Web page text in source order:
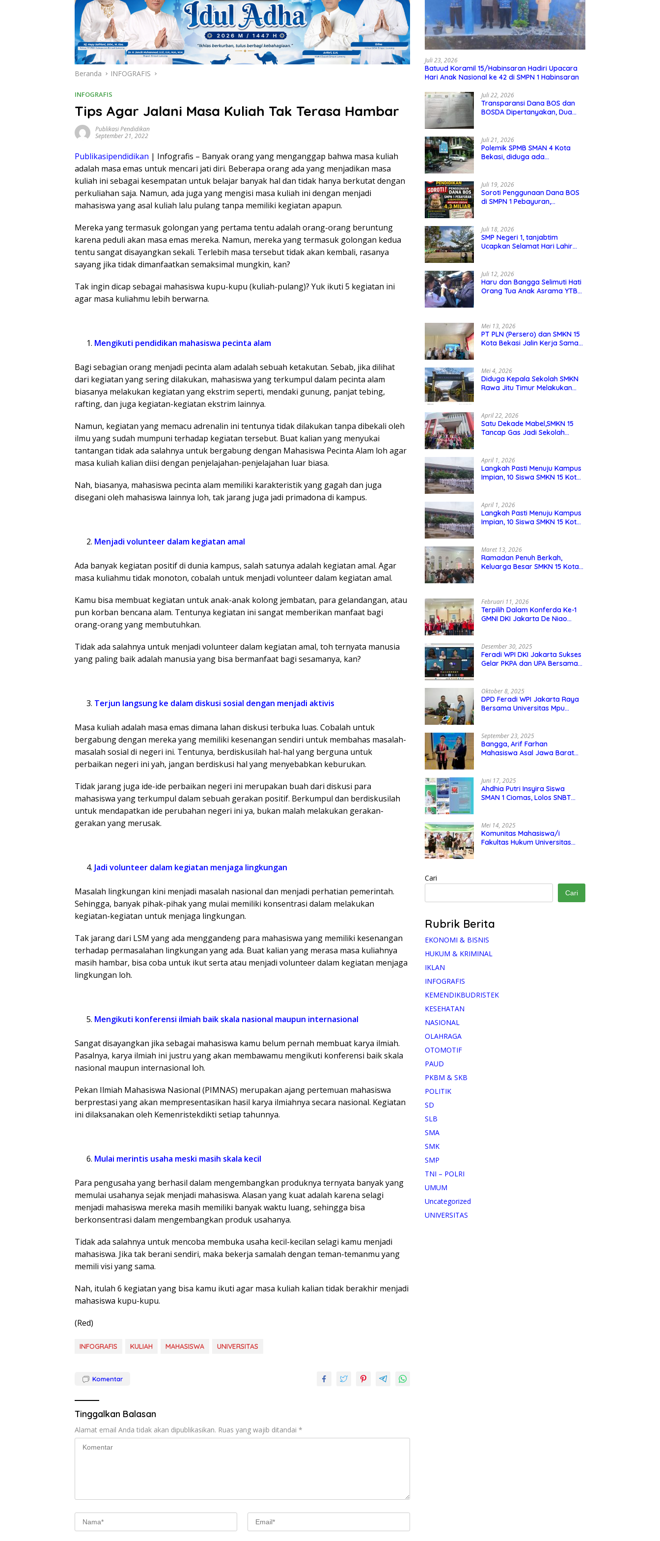
Beranda INFOGRAFIS
INFOGRAFIS
Tips Agar Jalani Masa Kuliah Tak Terasa Hambar
Publikasi Pendidikan
September 21, 2022
Publikasipendidikan | Infografis – Banyak orang yang menganggap bahwa masa kuliah
adalah masa emas untuk mencari jati diri. Beberapa orang ada yang menjadikan masa
kuliah ini sebagai kesempatan untuk belajar banyak hal dan tidak hanya berkutat dengan
perkuliahan saja. Namun, ada juga yang mengisi masa kuliah ini dengan menjadi
mahasiswa yang asal kuliah lalu pulang tanpa memiliki kegiatan apapun.
Mereka yang termasuk golongan yang pertama tentu adalah orang-orang beruntung
karena peduli akan masa emas mereka. Namun, mereka yang termasuk golongan kedua
tentu sangat disayangkan sekali. Terlebih masa tersebut tidak akan kembali, rasanya
sayang jika tidak dimanfaatkan semaksimal mungkin, kan?
Tak ingin dicap sebagai mahasiswa kupu-kupu (kuliah-pulang)? Yuk ikuti 5 kegiatan ini
agar masa kuliahmu lebih berwarna.
Mengikuti pendidikan mahasiswa pecinta alam
Bagi sebagian orang menjadi pecinta alam adalah sebuah ketakutan. Sebab, jika dilihat
dari kegiatan yang sering dilakukan, mahasiswa yang terkumpul dalam pecinta alam
biasanya melakukan kegiatan yang ekstrim seperti, mendaki gunung, panjat tebing,
rafting, dan juga kegiatan-kegiatan ekstrim lainnya.
Namun, kegiatan yang memacu adrenalin ini tentunya tidak dilakukan tanpa dibekali oleh
ilmu yang sudah mumpuni terhadap kegiatan tersebut. Buat kalian yang menyukai
tantangan tidak ada salahnya untuk bergabung dengan Mahasiswa Pecinta Alam loh agar
masa kuliah kalian diisi dengan penjelajahan-penjelajahan luar biasa.
Nah, biasanya, mahasiswa pecinta alam memiliki karakteristik yang gagah dan juga
disegani oleh mahasiswa lainnya loh, tak jarang juga jadi primadona di kampus.
Menjadi volunteer dalam kegiatan amal
Ada banyak kegiatan positif di dunia kampus, salah satunya adalah kegiatan amal. Agar
masa kuliahmu tidak monoton, cobalah untuk menjadi volunteer dalam kegiatan amal.
Kamu bisa membuat kegiatan untuk anak-anak kolong jembatan, para gelandangan, atau
pun korban bencana alam. Tentunya kegiatan ini sangat memberikan manfaat bagi
orang-orang yang membutuhkan.
Tidak ada salahnya untuk menjadi volunteer dalam kegiatan amal, toh ternyata manusia
yang paling baik adalah manusia yang bisa bermanfaat bagi sesamanya, kan?
Terjun langsung ke dalam diskusi sosial dengan menjadi aktivis
Masa kuliah adalah masa emas dimana lahan diskusi terbuka luas. Cobalah untuk
bergabung dengan mereka yang memiliki kesenangan sendiri untuk membahas masalah-
masalah sosial di negeri ini. Tentunya, berdiskusilah hal-hal yang berguna untuk
perbaikan negeri ini yah, jangan berdiskusi hal yang menyebabkan keburukan.
Tidak jarang juga ide-ide perbaikan negeri ini merupakan buah dari diskusi para
mahasiswa yang terkumpul dalam sebuah gerakan positif. Berkumpul dan berdiskusilah
untuk mendapatkan ide perubahan negeri ini ya, bukan malah melakukan gerakan-
gerakan yang merusak.
Jadi volunteer dalam kegiatan menjaga lingkungan
Masalah lingkungan kini menjadi masalah nasional dan menjadi perhatian pemerintah.
Sehingga, banyak pihak-pihak yang mulai memiliki konsentrasi dalam melakukan
kegiatan-kegiatan untuk menjaga lingkungan.
Tak jarang dari LSM yang ada menggandeng para mahasiswa yang memiliki kesenangan
terhadap permasalahan lingkungan yang ada. Buat kalian yang merasa masa kuliahnya
masih hambar, bisa coba untuk ikut serta atau menjadi volunteer dalam kegiatan menjaga
lingkungan loh.
Mengikuti konferensi ilmiah baik skala nasional maupun internasional
Sangat disayangkan jika sebagai mahasiswa kamu belum pernah membuat karya ilmiah.
Pasalnya, karya ilmiah ini justru yang akan membawamu mengikuti konferensi baik skala
nasional maupun internasional loh.
Pekan Ilmiah Mahasiswa Nasional (PIMNAS) merupakan ajang pertemuan mahasiswa
berprestasi yang akan mempresentasikan hasil karya ilmiahnya secara nasional. Kegiatan
ini dilaksanakan oleh Kemenristekdikti setiap tahunnya.
Mulai merintis usaha meski masih skala kecil
Para pengusaha yang berhasil dalam mengembangkan produknya ternyata banyak yang
memulai usahanya sejak menjadi mahasiswa. Alasan yang kuat adalah karena selagi
menjadi mahasiswa mereka masih memiliki banyak waktu luang, sehingga bisa
berkonsentrasi dalam mengembangkan produk usahanya.
Tidak ada salahnya untuk mencoba membuka usaha kecil-kecilan selagi kamu menjadi
mahasiswa. Jika tak berani sendiri, maka bekerja samalah dengan teman-temanmu yang
memili visi yang sama.
Nah, itulah 6 kegiatan yang bisa kamu ikuti agar masa kuliah kalian tidak berakhir menjadi
mahasiswa kupu-kupu.
(Red)
INFOGRAFIS KULIAH MAHASISWA UNIVERSITAS
Komentar
Tinggalkan Balasan
Alamat email Anda tidak akan dipublikasikan. Ruas yang wajib ditandai *
Juli 23, 2026
Batuud Koramil 15/Habinsaran Hadiri Upacara
Hari Anak Nasional ke 42 di SMPN 1 Habinsaran
Juli 22, 2026
Transparansi Dana BOS dan
BOSDA Dipertanyakan, Dua
Informasi ke PPID Dinas
Pendidikan
Juli 21, 2026
Polemik SPMB SMAN 4 Kota
Bekasi, diduga ada
masyarakat
Juli 19, 2026
Soroti Penggunaan Dana BOS
di SMPN 1 Pebayuran,
Juli 18, 2026
SMP Negeri 1, tanjabtim
Ucapkan Selamat Hari Lahir
Juli 12, 2026
Haru dan Bangga Selimuti Hati
Orang Tua Anak Asrama YTBS
Mei 13, 2026
PT PLN (Persero) dan SMKN 15
Kota Bekasi Jalin Kerja Sama
Mei 4, 2026
Diduga Kepala Sekolah SMKN
Rawa Jitu Timur Melakukan
April 22, 2026
Satu Dekade Mabel,SMKN 15
Tancap Gas Jadi Sekolah
April 1, 2026
Langkah Pasti Menuju Kampus
Impian, 10 Siswa SMKN 15 Kota
April 1, 2026
Langkah Pasti Menuju Kampus
Impian, 10 Siswa SMKN 15 Kota
Maret 13, 2026
Ramadan Penuh Berkah,
Keluarga Besar SMKN 15 Kota
Februari 11, 2026
Terpilih Dalam Konferda Ke-1
GMNI DKI Jakarta De Niao
Desember 30, 2025
Feradi WPI DKI Jakarta Sukses
Gelar PKPA dan UPA Bersama
Oktober 8, 2025
DPD Feradi WPI Jakarta Raya
Bersama Universitas Mpu
September 23, 2025
Bangga, Arif Farhan
Mahasiswa Asal Jawa Barat
Malaysia, dan Thailand
Juni 17, 2025
Ahdhia Putri Insyira Siswa
SMAN 1 Ciomas, Lolos SNBT
Mei 14, 2025
Komunitas Mahasiswa/i
Fakultas Hukum Universitas
Cari
Cari
Rubrik Berita
EKONOMI & BISNIS
HUKUM & KRIMINAL
IKLAN
INFOGRAFIS
KEMENDIKBUDRISTEK
KESEHATAN
NASIONAL
OLAHRAGA
OTOMOTIF
PAUD
PKBM & SKB
POLITIK
SD
SLB
SMA
SMK
SMP
TNI – POLRI
UMUM
Uncategorized
UNIVERSITAS